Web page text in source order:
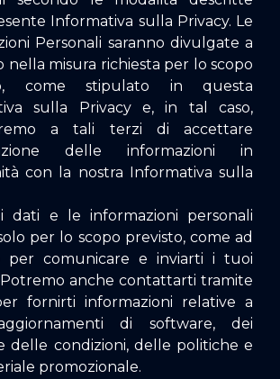
Informativa sulla Privacy. Le
Personali saranno divulgate a
nella misura richiesta per lo scopo
come stipulato in questa
sulla Privacy e, in tal caso,
a tali terzi di accettare
delle informazioni in
con la nostra Informativa sulla
i dati e le informazioni personali
per lo scopo previsto, come ad
per comunicare e inviarti i tuoi
Potremo anche contattarti tramite
fornirti informazioni relative a
di software, dei
delle condizioni, delle politiche e
promozionale.